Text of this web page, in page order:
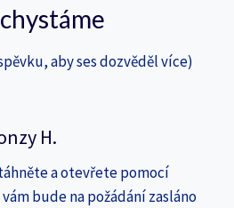
aby ses dozvěděl více)
H.
a otevřete pomocí
bude na požádání zasláno